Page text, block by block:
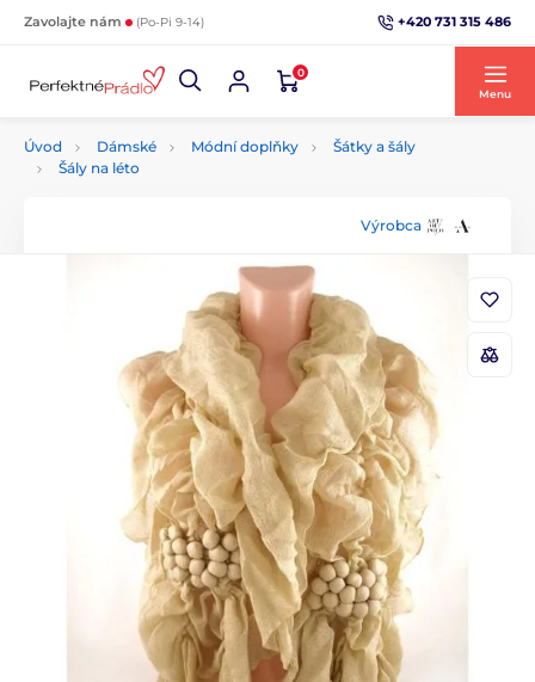
Zavolajte nám (Po-Pi 9-14) +420 731 315 486
0
Menu
Úvod Dámské Módní doplňky
Šátky a šály
Šály na léto
Výrobca